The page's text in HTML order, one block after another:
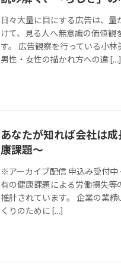
日々大量に目にする広告は、
けて、見る人へ無意識の価値
す。 広告観察を行っている小林
男性・女性の描かれ方への違 […]
あなたが知れば会社は
康課題～
※アーカイブ配信 申込み受付
有の健康課題による労働損失等
推計されています。 企業の業
くりのために […]